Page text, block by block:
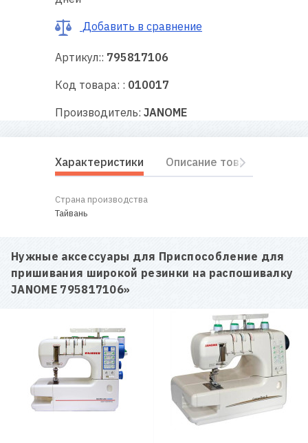
Добавить в сравнение
Артикул:: 795817106
Код товара: : 010017
Производитель: JANOME
Характеристики Описание товара
Страна производства
Тайвань
Нужные аксессуары для Приспособление для
пришивания широкой резинки на распошивалку
JANOME 795817106»